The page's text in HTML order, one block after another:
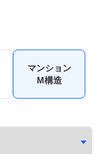
マンション
M構造